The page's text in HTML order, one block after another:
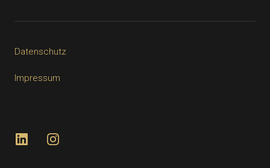
Datenschutz
Impressum
LinkedIn Instagram